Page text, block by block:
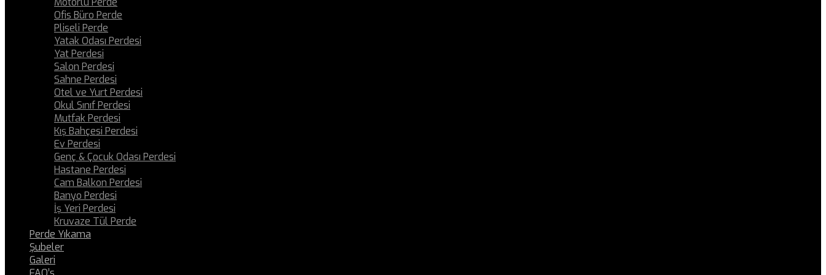
Ofis Büro Perde
Pliseli Perde
Yatak Odası Perdesi
Yat Perdesi
Salon Perdesi
Sahne Perdesi
Otel ve Yurt Perdesi
Okul Sınıf Perdesi
Mutfak Perdesi
Kış Bahçesi Perdesi
Ev Perdesi
Genç & Çocuk Odası Perdesi
Hastane Perdesi
Cam Balkon Perdesi
Banyo Perdesi
İş Yeri Perdesi
Kruvaze Tül Perde
Perde Yıkama
Şubeler
Galeri